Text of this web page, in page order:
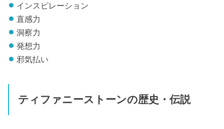
インスピレーション
直感力
洞察力
発想力
邪気払い
ティファニーストーンの歴史・伝説